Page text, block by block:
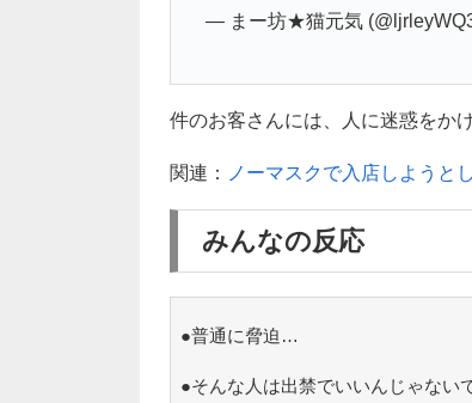
— まー坊★猫元気
件のお客さんには、人に迷惑をか
関連： ノーマスクで入店しようと
みんなの反応
●普通に脅迫…
●そんな人は出禁でいいんじゃない